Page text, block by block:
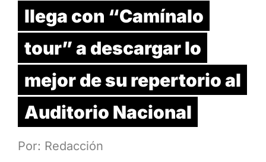
llega con “Camínalo
tour” a descargar lo
mejor de su repertorio al
Auditorio Nacional
Por: Redacción